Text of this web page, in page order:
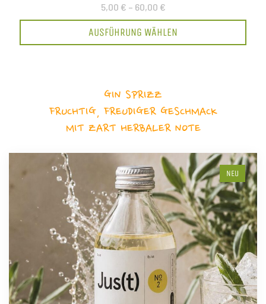
5,00 € – 60,00 €
AUSFÜHRUNG WÄHLEN
GIN SPRIZZ
FRUCHTIG, FREUDIGER GESCHMACK
MIT ZART HERBALER NOTE
NEU